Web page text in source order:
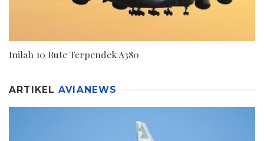
Inilah 10 Rute Terpendek A380
ARTIKEL AVIANEWS